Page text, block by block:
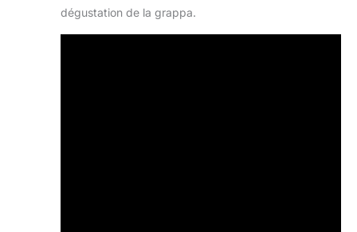
dégustation de la grappa.